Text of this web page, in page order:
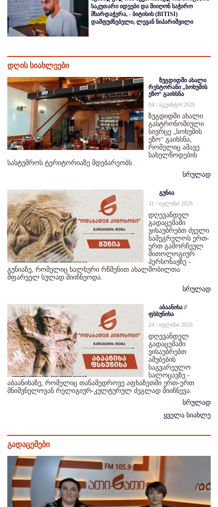
საკუთარი იდეები და მიიღონ საჭირო
მხარდაჭერა, - ბიტისის (BITISI)
დამფუძნებელი, ლევან ნიპარიშვილი
დღის სიახლეები
ზუგდიდში ახალი
რესტორანი „სოხუმის
ეზო“ გაიხსნა
04 / აგვისტო 2026
ზუგდიდში ახალი
გასტრონომიული
სივრცე „სოხუმის
ეზო“ გაიხსნა,
რომელიც ამავე
სახელწოდების
სასტუმროს ტერიტორიაზე მდებარეობს.
სრულად
გუნია
31 / ივლისი 2026
დღევანდელ
გადაცემაში
ვისაუბრებთ ძველი
სამეგრელოს ერთ-
ერთ გამორჩეულ
მითოლოგიურ
პერსონაჟზე -
გუნიაზე, რომელიც ხალხური რწმენით ახალშობილთა
მფარველ სულად მიიჩნეოდა.
სრულად
აბაანიხა //
ფსხუნიხა
24 / ივლისი 2026
დღევანდელ
გადაცემაში
ვისაუბრებთ
აშუბების
საგვარეულო
სალოცავზე -
აბაანიხაზე, რომელიც თანამედროვე აფხაზეთში ერთ-ერთ
მნიშვნელოვან რელიგიურ-კულტურულ ძეგლად მიიჩნევა.
სრულად
ყველა სიახლე
გადაცემები